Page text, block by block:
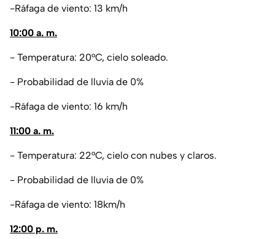
-Ráfaga de viento: 13 km/h
10:00 a. m.
- Temperatura: 20°C, cielo soleado.
- Probabilidad de lluvia de 0%
-Ráfaga de viento: 16 km/h
11:00 a. m.
- Temperatura: 22°C, cielo con nubes y claros.
- Probabilidad de lluvia de 0%
-Ráfaga de viento: 18km/h
12:00 p. m.